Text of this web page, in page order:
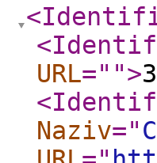
URL=" ">
Naziv="